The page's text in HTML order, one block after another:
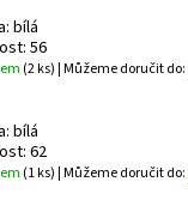
bílá
56
(2 ks)| Můžeme doručit do:
bílá
62
(1 ks)| Můžeme doručit do: